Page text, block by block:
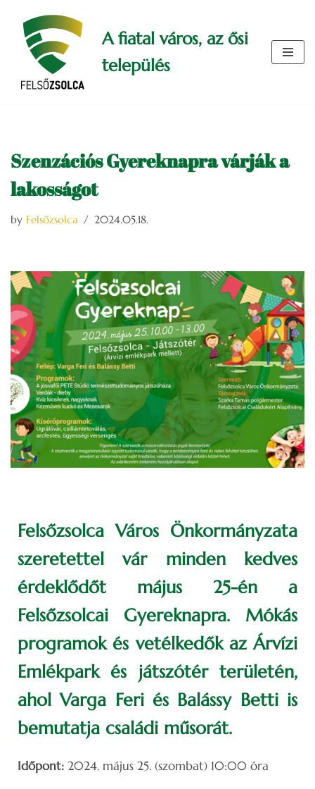
Skip
content
A fiatal város, az ősi
település
Szenzációs Gyereknapra várják a
lakosságot
by Felsőzsolca 2024.05.18.
Felsőzsolca Város Önkormányzata
szeretettel vár minden kedves
érdeklődőt május 25-én a
Felsőzsolcai Gyereknapra. Mókás
programok és vetélkedők az Árvízi
Emlékpark és játszótér területén,
ahol Varga Feri és Balássy Betti is
bemutatja családi műsorát.
Időpont: 2024. május 25. (szombat) 10:00 óra